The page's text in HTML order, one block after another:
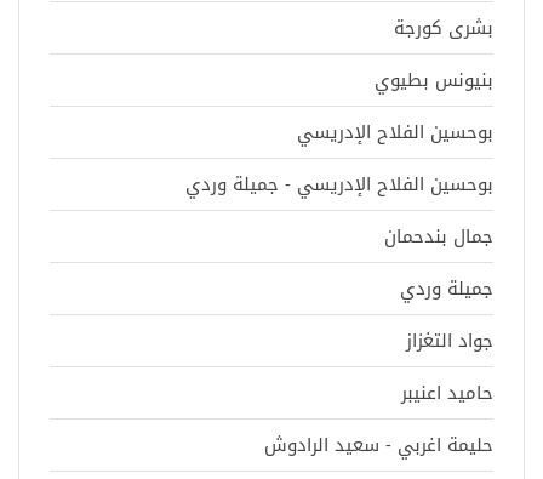
بشرى كورجة
بنيونس بطيوي
بوحسين الفلاح الإدريسي
بوحسين الفلاح الإدريسي - جميلة وردي
جمال بندحمان
جميلة وردي
جواد التغزاز
حاميد اعنيبر
حليمة اغربي - سعيد الرادوش